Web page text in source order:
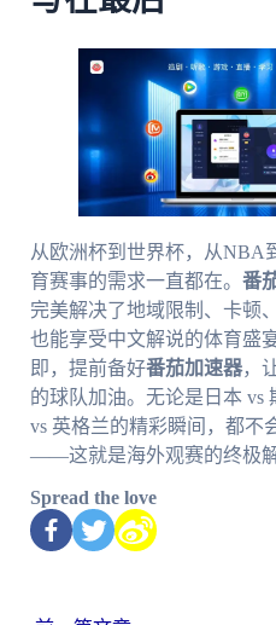
从欧洲杯到世界杯，从NBA
育赛事的需求一直都在。 番
完美解决了地域限制、卡顿
也能享受中文解说的体育盛
即，提前备好番茄加速器，
的球队加油。无论是日本 vs
vs 英格兰的精彩瞬间，都不
——这就是海外观赛的终极解
Spread the love